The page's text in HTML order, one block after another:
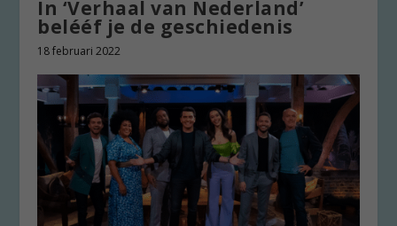
In ‘Verhaal van Nederland’
belééf je de geschiedenis
18 februari 2022